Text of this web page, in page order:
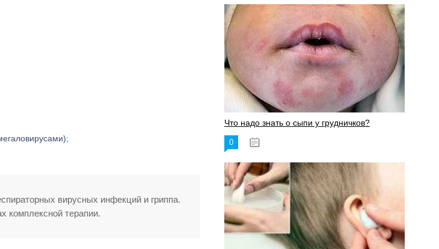
вирусных инфекций и гриппа.
комплексной терапии.
Что надо знать о сыпи у грудничков?
0